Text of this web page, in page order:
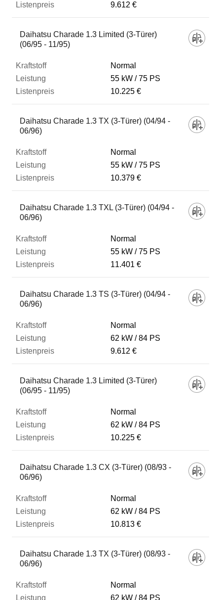
Leistung
Listenpreis
9.612 €
Daihatsu Charade 1.3 Limited (3-Türer)
(06/95 - 11/95)
Normal
55 kW
75 PS
10.225 €
Daihatsu Charade 1.3 TX (3-Türer) (04/94 -
06/96)
Normal
55 kW
75 PS
10.379 €
Daihatsu Charade 1.3 TXL (3-Türer) (04/94 -
06/96)
Normal
55 kW
75 PS
11.401 €
Daihatsu Charade 1.3 TS (3-Türer) (04/94 -
06/96)
Normal
62 kW
84 PS
9.612 €
Daihatsu Charade 1.3 Limited (3-Türer)
(06/95 - 11/95)
Normal
62 kW
84 PS
10.225 €
Daihatsu Charade 1.3 CX (3-Türer) (08/93 -
06/96)
Normal
62 kW
84 PS
10.813 €
Daihatsu Charade 1.3 TX (3-Türer) (08/93 -
06/96)
Normal
62 kW
84 PS